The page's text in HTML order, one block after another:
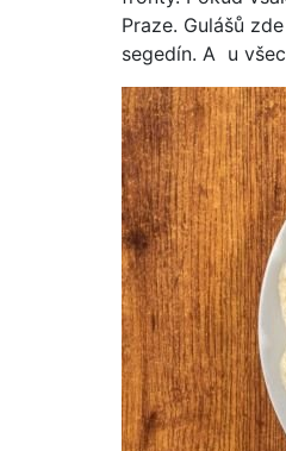
Praze. Gulášů
segedín. A u